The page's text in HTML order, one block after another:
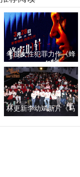
年度女性犯罪力作《蜂
蜜的针》定档3月28日
绝版影后阵容癫
林更新李幼斌新片《马